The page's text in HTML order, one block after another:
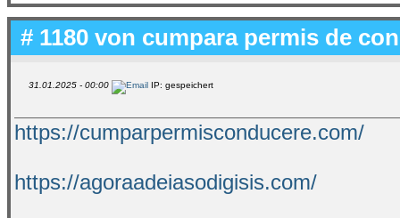
# 1180 von cumpara permis de
31.01.2025 - 00:00 IP: gespeichert
https://cumparpermisconducere.com/
https://agoraadeiasodigisis.com/